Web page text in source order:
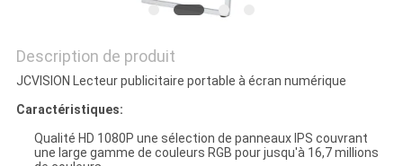
DE
CONFIDENTIALITÉ
Description de produit
JCVISION Lecteur publicitaire portable à écran numérique
Caractéristiques:
Qualité HD 1080P une sélection de panneaux IPS couvrant
une large gamme de couleurs RGB pour jusqu'à 16,7 millions